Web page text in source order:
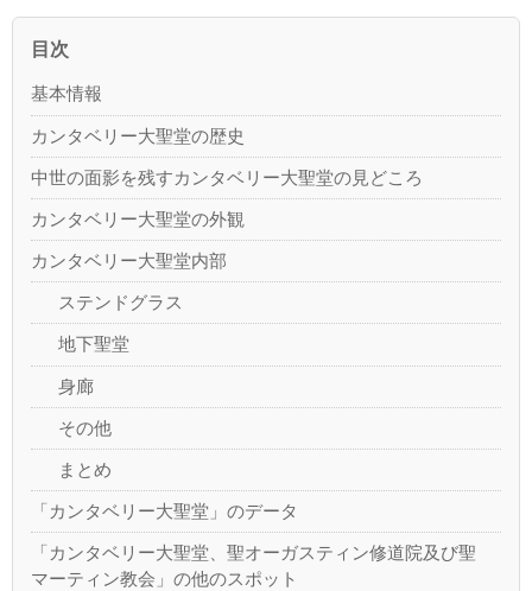
目次
基本情報
カンタベリー大聖堂の歴史
中世の面影を残すカンタベリー大聖堂の見どころ
カンタベリー大聖堂の外観
カンタベリー大聖堂内部
ステンドグラス
地下聖堂
身廊
その他
まとめ
「カンタベリー大聖堂」のデータ
「カンタベリー大聖堂、聖オーガスティン修道院及び聖
マーティン教会」の他のスポット